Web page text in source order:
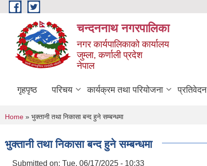
Skip to main content
चन्दननाथ नगरपालिका
नगर कार्यपालिकाको कार्यालय
जुम्ला, कर्णाली प्रदेश
नेपाल
गृहपृष्ठ परिचय कार्यक्रम तथा परियोजना प्रतिवेदन
You are here
Home » भुक्तानी तथा निकासा बन्द हुने सम्बन्धमा
भुक्तानी तथा निकासा बन्द हुने सम्बन्धमा
Submitted on: Tue, 06/17/2025 - 10:33